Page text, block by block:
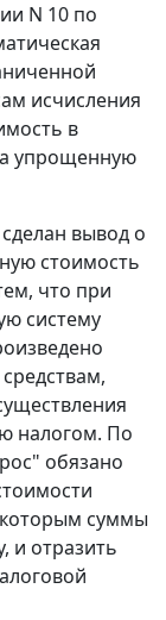
N 10 по
исчисления
в
упрощенную
вывод о
стоимость
что при
систему
налогом. По
обязано
которым суммы
и отразить